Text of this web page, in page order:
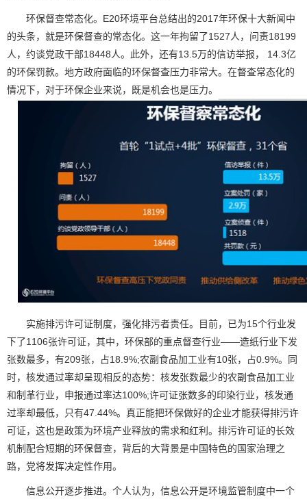
环保督查常态化。E20环境平台总结出的2017年环保十大新闻中
的头条，就是环保督查的常态化。这一年拘留了1527人，问责18199
人，约谈党政干部18448人。此外，还有13.5万的信访举报， 14.3亿
的环保罚款。地方政府面临的环保督查压力非常大。在督查常态化的
情况下，对于环保企业来说，既是机会也是压力。
实施排污许可证制度，强化排污者责任。目前，已为15个行业发
下了1106张许可证，其中，环保部的重点督查行业——造纸行业下发
张数最多，有209张，占18.9%;农副食品加工业有10张，占0.9%。同
时，核发通过率却呈现相反的态势：核发张数最少的农副食品加工业
和制革行业，申报通过率达100%;许可证张数多的印染行业，核发通
过率却最低，只有47.44%。真正能把环保做好的企业才能获得排污许
可证，这也是政策为环境产业释放的需求和红利。排污许可证的长效
机制配合短期的环保督查，背后的大背景是中国特色的国家治理之
路，党将发挥决定性作用。
信息公开逐步推进。个人认为，信息公开是环境监管制度中一个